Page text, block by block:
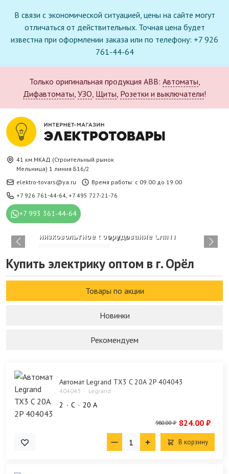
В связи с экономической ситуацией, цены на сайте могут
отличаться от действительных. Точная цена будет
известна при оформлении заказа или по телефону: +7 926
761-44-64
Только оригинальная продукция ABB: Автоматы,
Дифавтоматы, УЗО, Щиты, Розетки и выключатели!
41 км.МКАД (Строительный рынок
Мельница) 1 линия Б16/2
elektro-tovars@ya.ru
Время работы: с 09.00 до 19.00
+7 926 761-44-64, +7 495 727-21-76
+7 993 361-44-64
Новое поступление в каталоге:
низковольтное оборудование CHINT
Купить электрику оптом в г. Орёл
Товары по акции
Новинки
Рекомендуем
Автомат Legrand TX3 C 20А 2P 404043
404043 Legrand
2 C 20 А
980.00 ₽ 824.00 ₽
В корзину